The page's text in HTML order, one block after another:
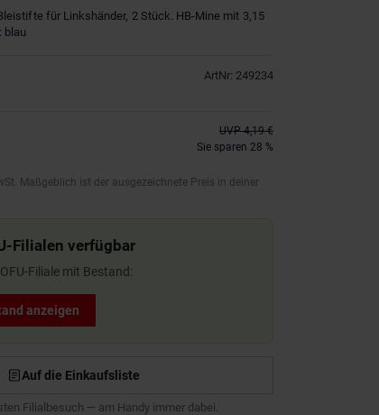
für Linkshänder, 2 Stück. HB-Mine mit 3,15
blau
ArtNr: 249234
UVP 4,19 €
Sie sparen 28 %
Maßgeblich ist der ausgezeichnete Preis in deiner
Filialen verfügbar
Filiale mit Bestand:
anzeigen
Auf die Einkaufsliste
Filialbesuch — am Handy immer dabei.